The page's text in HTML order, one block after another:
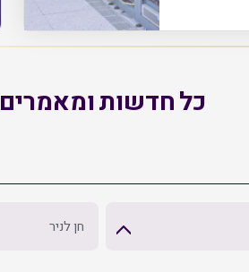
כל חדשות ומאמרים
חן לניר